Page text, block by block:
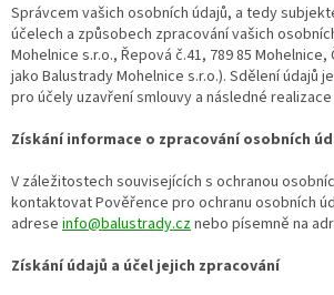
Správcem vašich osobních údajů, a tedy
účelech a způsobech zpracování vašich
Mohelnice s.r.o., Řepová č.41, 789 85
jako Balustrady Mohelnice s.r.o.). Sdělení údajů
pro účely uzavření smlouvy a následné
Získání informace o zpracování osobních
V záležitostech souvisejících s ochranou
kontaktovat Pověřence pro ochranu osobních
adrese info@balustrady.cznebo písemně na
Získání údajů a účel jejich zpracování